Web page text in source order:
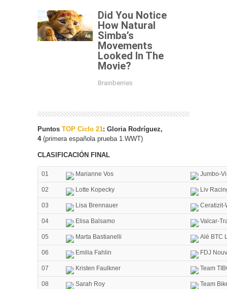
Puntos TOP Ciclo 21: Gloria Rodríguez,
4(primera española prueba 1.WWT)
CLASIFICACIÓN FINAL
01 Marianne Vos Jumbo-
02 Lotte Kopecky Liv
03 Lisa Brennauer Ceratizit-
04 Elisa Balsamo Valcar-
05 Marta Bastianelli Alé BTC
06 Emilia Fahlin FDJ
07 Kristen Faulkner Team
08 Sarah Roy Team